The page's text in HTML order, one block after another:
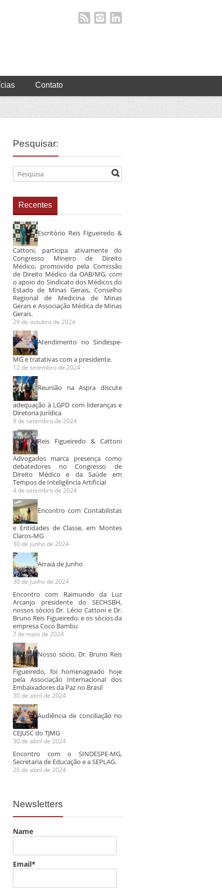
Contato
Audiência de
conciliação no
Secretaria de
No dia 18/04/2024 na
Pesquisar:
Recentes
Escritório Reis Figueiredo &
Cattoni, participa ativamente do
Congresso Mineiro de Direito
Médico, promovido pela Comissão
de Direito Médico da OAB/MG, com
o apoio do Sindicato dos Médicos do
Estado de Minas Gerais, Conselho
Regional de Medicina de Minas
Gerais e Associação Médica de Minas
Gerais.
29 de outubro de 2024
Atendimento no Sindespe-
MG e tratativas com a presidente.
12 de setembro de 2024
Reunião na Aspra discute
adequação à LGPD com lideranças e
Diretoria Jurídica
9 de setembro de 2024
Reis Figueiredo & Cattoni
Advogados marca presença como
debatedores no Congresso de
Direito Médico e da Saúde em
Tempos de Inteligência Artificial
4 de setembro de 2024
Encontro com Contabilistas
e Entidades de Classe, em Montes
Claros-MG
30 de junho de 2024
Arraiá de Junho
30 de junho de 2024
Encontro com Raimundo da Luz
Arcanjo presidente do SECHSBH,
nossos sócios Dr. Lécio Cattoni e Dr.
Bruno Reis Figueiredo, e os sócios da
empresa Coco Bambu
7 de maio de 2024
Nosso sócio, Dr. Bruno Reis
Figueiredo, foi homenageado hoje
pela Associação Internacional dos
Embaixadores da Paz no Brasil
30 de abril de 2024
Audiência de conciliação no
CEJUSC do TJMG
30 de abril de 2024
Encontro com o SINDESPE-MG,
Secretaria de Educação e a SEPLAG.
25 de abril de 2024
Newsletters
Name
Email*